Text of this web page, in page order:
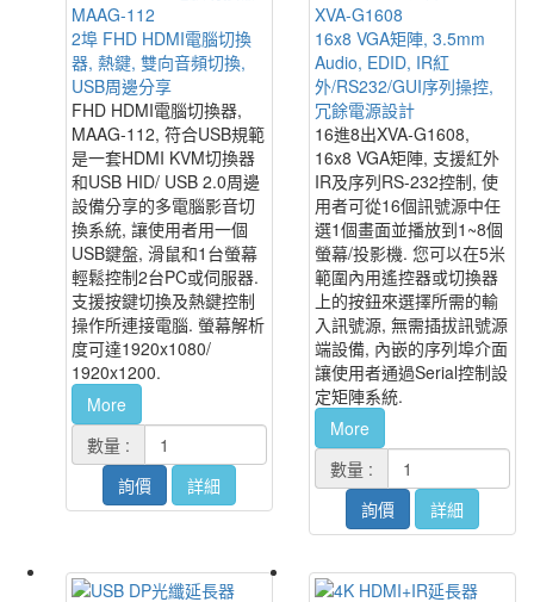
MAAG-112
2埠 FHD HDMI電腦切換
器, 熱鍵, 雙向音頻切換,
USB周邊分享
FHD HDMI電腦切換器,
MAAG-112, 符合USB規範
是一套HDMI KVM切換器
和USB HID/ USB 2.0周邊
設備分享的多電腦影音切
換系統, 讓使用者用一個
USB鍵盤, 滑鼠和1台螢幕
輕鬆控制2台PC或伺服器.
支援按鍵切換及熱鍵控制
操作所連接電腦. 螢幕解析
度可達1920x1080/
1920x1200.
More
數量 :
詢價
詳細
XVA-G1608
16x8 VGA矩陣, 3.5mm
Audio, EDID, IR紅
外/RS232/GUI序列操控,
冗餘電源設計
16進8出XVA-G1608,
16x8 VGA矩陣, 支援紅外
IR及序列RS-232控制, 使
用者可從16個訊號源中任
選1個畫面並播放到1~8個
螢幕/投影機. 您可以在5米
範圍內用遙控器或切換器
上的按鈕來選擇所需的輸
入訊號源, 無需插拔訊號源
端設備, 內嵌的序列埠介面
讓使用者通過Serial控制設
定矩陣系統.
More
數量 :
詢價
詳細